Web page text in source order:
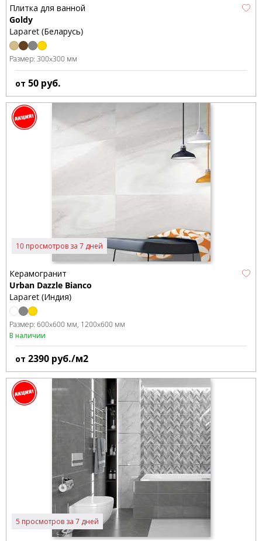
Плитка для ванной
Goldy
Laparet (Беларусь)
Размер: 300x300 мм
от 50 руб.
10 просмотров за 7 дней
Керамогранит
Urban Dazzle Bianco
Laparet (Индия)
Размер: 600x600 мм 1200x600 мм
В наличии
от 2390 руб./м2
5 просмотров за 7 дней